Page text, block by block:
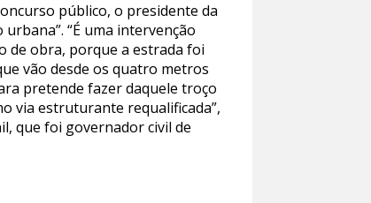
público, o presidente da
“É uma intervenção
de obra, porque a estrada foi
vão desde os quatro metros
pretende fazer daquele troço
via estruturante requalificada”,
que foi governador civil de